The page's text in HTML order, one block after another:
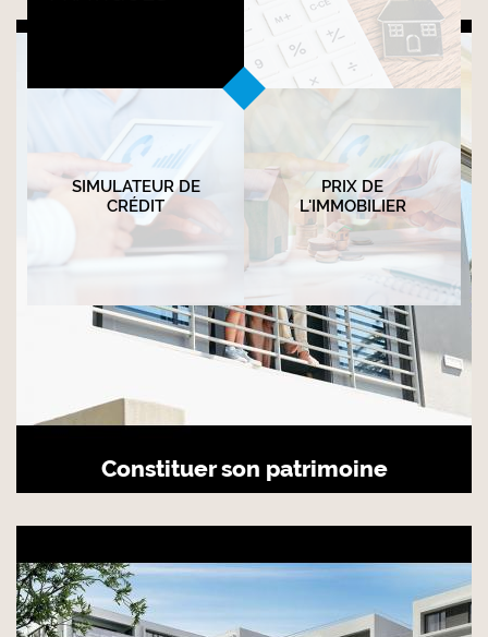
SIMULATEUR DE
CRÉDIT
PRIX DE
L'IMMOBILIER
Constituer son patrimoine